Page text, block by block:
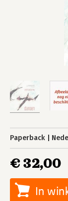
Paperback
€ 32,00
In